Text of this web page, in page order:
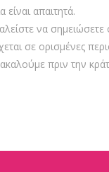
είναι απαιτητά.
να
σε ορισμένες
πριν την